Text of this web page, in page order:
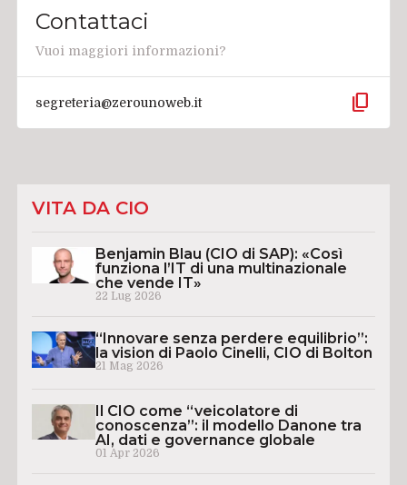
Contattaci
Vuoi maggiori informazioni?
segreteria@zerounoweb.it content_copy
VITA DA CIO
Benjamin Blau (CIO di SAP): «Così
funziona l’IT di una multinazionale
che vende IT»
22 Lug 2026
“Innovare senza perdere equilibrio”:
la vision di Paolo Cinelli, CIO di Bolton
21 Mag 2026
Il CIO come “veicolatore di
conoscenza”: il modello Danone tra
AI, dati e governance globale
01 Apr 2026